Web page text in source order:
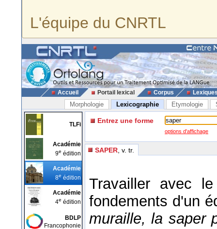
L'équipe du CNRTL
Accueil Portail lexical Corpus
Morphologie Lexicographie Etymologie
TLFi
Académie
9e édition
Académie
8e édition
Académie
4e édition
BDLP
Francophonie
Entrez une forme
options d'affichage
SAPER , v. tr.
Travailler avec
fondements d'un
muraille, la saper